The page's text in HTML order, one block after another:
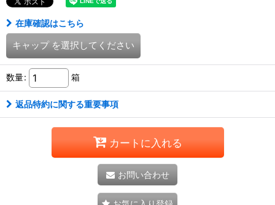
在庫確認はこちら
キャップ を選択してください
数量: 箱
返品特約に関する重要事項
カートに入れる
お問い合わせ